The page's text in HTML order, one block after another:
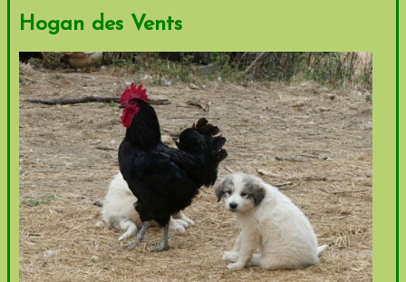
Hogan des Vents